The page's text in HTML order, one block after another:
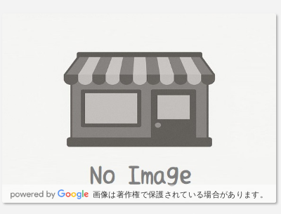
画像は著作権で保護されている場合があります。